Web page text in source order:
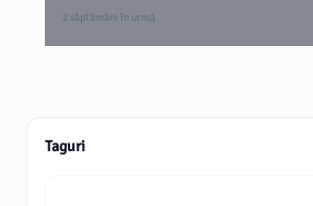
2 săptămâni în urmă
Taguri